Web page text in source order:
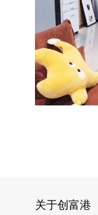
关于创富港